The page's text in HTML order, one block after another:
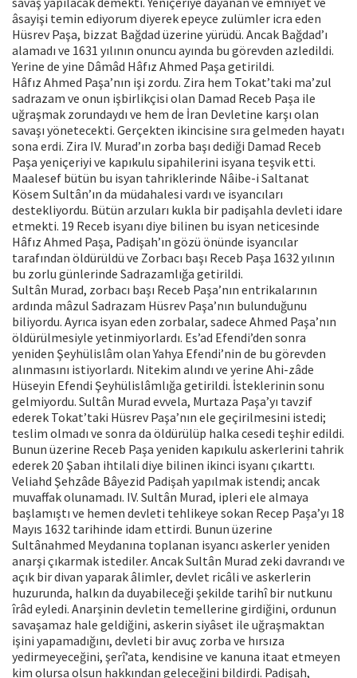
âsayişi temin ediyorum diyerek epeyce zulümler icra eden
Hüsrev Paşa, bizzat Bağdad üzerine yürüdü. Ancak Bağdad’ı
alamadı ve 1631 yılının onuncu ayında bu görevden azledildi.
Yerine de yine Dâmâd Hâfız Ahmed Paşa getirildi.
Hâfız Ahmed Paşa’nın işi zordu. Zira hem Tokat’taki ma’zul
sadrazam ve onun işbirlikçisi olan Damad Receb Paşa ile
uğraşmak zorundaydı ve hem de İran Devletine karşı olan
savaşı yönetecekti. Gerçekten ikincisine sıra gelmeden hayatı
sona erdi. Zira IV. Murad’ın zorba başı dediği Damad Receb
Paşa yeniçeriyi ve kapıkulu sipahilerini isyana teşvik etti.
Maalesef bütün bu isyan tahriklerinde Nâibe-i Saltanat
Kösem Sultân’ın da müdahalesi vardı ve isyancıları
destekliyordu. Bütün arzuları kukla bir padişahla devleti idare
etmekti. 19 Receb isyanı diye bilinen bu isyan neticesinde
Hâfız Ahmed Paşa, Padişah’ın gözü önünde isyancılar
tarafından öldürüldü ve Zorbacı başı Receb Paşa 1632 yılının
bu zorlu günlerinde Sadrazamlığa getirildi.
Sultân Murad, zorbacı başı Receb Paşa’nın entrikalarının
ardında mâzul Sadrazam Hüsrev Paşa’nın bulunduğunu
biliyordu. Ayrıca isyan eden zorbalar, sadece Ahmed Paşa’nın
öldürülmesiyle yetinmiyorlardı. Es’ad Efendi’den sonra
yeniden Şeyhülislâm olan Yahya Efendi’nin de bu görevden
alınmasını istiyorlardı. Nitekim alındı ve yerine Ahi-zâde
Hüseyin Efendi Şeyhülislâmlığa getirildi. İsteklerinin sonu
gelmiyordu. Sultân Murad evvela, Murtaza Paşa’yı tavzif
ederek Tokat’taki Hüsrev Paşa’nın ele geçirilmesini istedi;
teslim olmadı ve sonra da öldürülüp halka cesedi teşhir edildi.
Bunun üzerine Receb Paşa yeniden kapıkulu askerlerini tahrik
ederek 20 Şaban ihtilali diye bilinen ikinci isyanı çıkarttı.
Veliahd Şehzâde Bâyezid Padişah yapılmak istendi; ancak
muvaffak olunamadı. IV. Sultân Murad, ipleri ele almaya
başlamıştı ve hemen devleti tehlikeye sokan Recep Paşa’yı 18
Mayıs 1632 tarihinde idam ettirdi. Bunun üzerine
Sultânahmed Meydanına toplanan isyancı askerler yeniden
anarşi çıkarmak istediler. Ancak Sultân Murad zeki davrandı ve
açık bir divan yaparak âlimler, devlet ricâli ve askerlerin
huzurunda, halkın da duyabileceği şekilde tarihî bir nutkunu
îrâd eyledi. Anarşinin devletin temellerine girdiğini, ordunun
savaşamaz hale geldiğini, askerin siyâset ile uğraşmaktan
işini yapamadığını, devleti bir avuç zorba ve hırsıza
yedirmeyeceğini, şerî’ata, kendisine ve kanuna itaat etmeyen
kim olursa olsun hakkından geleceğini bildirdi. Padişah,